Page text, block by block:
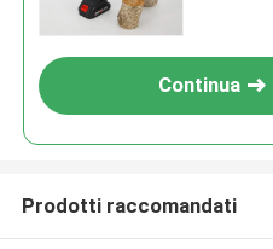
Continua
Prodotti raccomandati